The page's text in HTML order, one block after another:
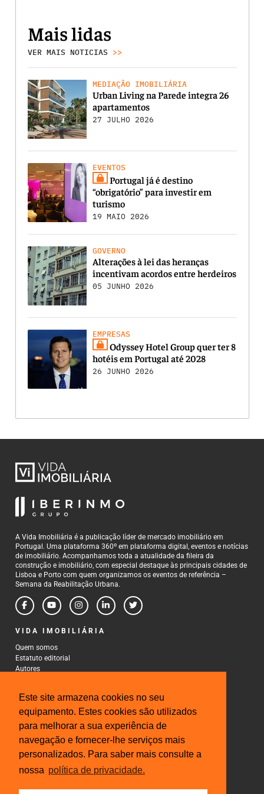
Este site armazena cookies no seu
equipamento. Estes cookies são utilizados
para melhorar a sua experiência de
navegação e fornecer-lhe serviços mais
personalizados. Para saber mais consulte a
nossa política de privacidade.
Mais lidas
VER MAIS NOTICIAS >>
MEDIAÇÃO IMOBILIÁRIA
Urban Living na Parede integra 26
apartamentos
27 JULHO 2026
EVENTOS
Portugal já é destino
“obrigatório” para investir em
turismo
19 MAIO 2026
GOVERNO
Alterações à lei das heranças
incentivam acordos entre herdeiros
05 JUNHO 2026
EMPRESAS
Odyssey Hotel Group quer ter 8
hotéis em Portugal até 2028
26 JUNHO 2026
A Vida Imobiliária é a publicação líder de mercado imobiliário em
Portugal. Uma plataforma 360º em plataforma digital, eventos e notícias
de imobiliário. Acompanhamos toda a atualidade da fileira da
construção e imobiliário, com especial destaque às principais cidades de
Lisboa e Porto com quem organizamos os eventos de referência –
Semana da Reabilitação Urbana.
VIDA IMOBILIÁRIA
Quem somos
Estatuto editorial
Autores
CONTACTOS
Rua Gonçalo Cristovão, 185 - 6º
4000-269 Porto
Tel: 222 085 009
Fax: 222 085 010
Email: gestao@iberinmo.com